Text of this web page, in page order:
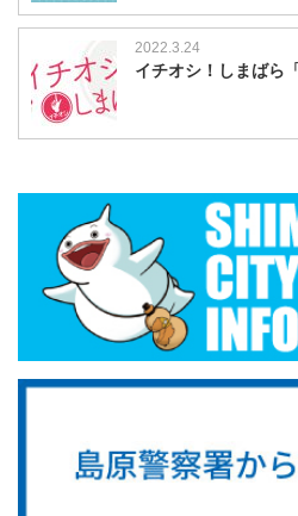
2022.3.24
イチオシ！しまばら